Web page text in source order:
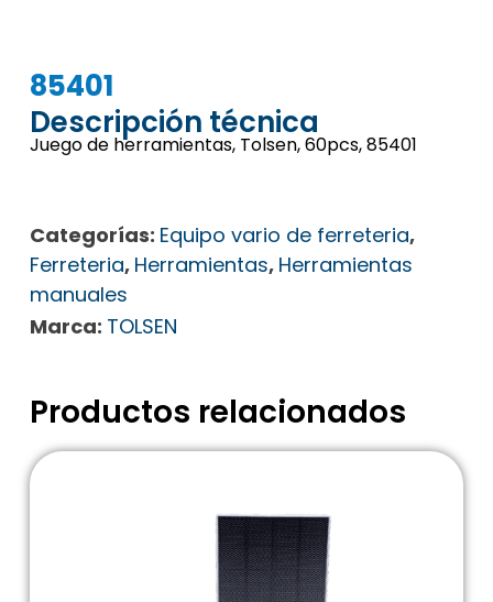
85401
Descripción técnica
Juego de herramientas, Tolsen, 60pcs, 85401
Categorías: Equipo vario de ferreteria,
Ferreteria, Herramientas, Herramientas
manuales
Marca: TOLSEN
Productos relacionados